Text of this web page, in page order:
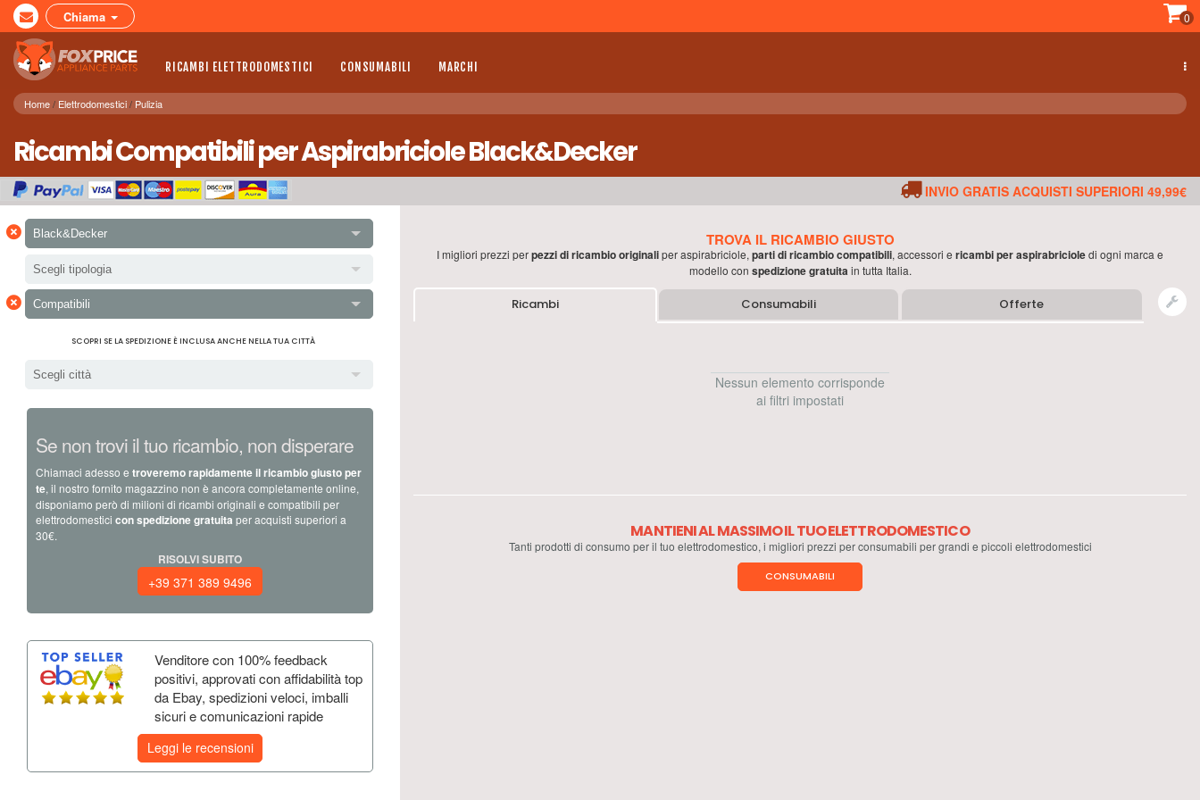
Chiama 0
RICAMBI ELETTRODOMESTICI CONSUMABILI MARCHI
Home Elettrodomestici Pulizia
Ricambi Compatibili per Aspirabriciole Black&Decker
INVIO GRATIS ACQUISTI SUPERIORI 49,99€
× Black&Decker
Scegli tipologia
× Compatibili
SCOPRI SE LA SPEDIZIONE È INCLUSA ANCHE NELLA TUA CITTÀ
Scegli città
Se non trovi il tuo ricambio, non disperare
Chiamaci adesso e troveremo rapidamente il ricambio giusto per
te, il nostro fornito magazzino non è ancora completamente online,
disponiamo però di milioni di ricambi originali e compatibili per
elettrodomestici con spedizione gratuita per acquisti superiori a
30€.
RISOLVI SUBITO
+39 371 389 9496
Venditore con 100% feedback
positivi, approvati con affidabilità top
da Ebay, spedizioni veloci, imballi
sicuri e comunicazioni rapide
Leggi le recensioni
TROVA IL RICAMBIO GIUSTO
I migliori prezzi perpezzi di ricambio originaliperaspirabriciole, parti di ricambio compatibili, accessori e ricambi peraspirabricioledi ogni marca e
modello con spedizione gratuita in tutta Italia.
Ricambi Consumabili Offerte
Nessun elemento corrisponde
ai filtri impostati
MANTIENI AL MASSIMO IL TUO ELETTRODOMESTICO
Tanti prodotti di consumo per il tuo elettrodomestico, i migliori prezzi per consumabili per grandi e piccoli elettrodomestici
CONSUMABILI